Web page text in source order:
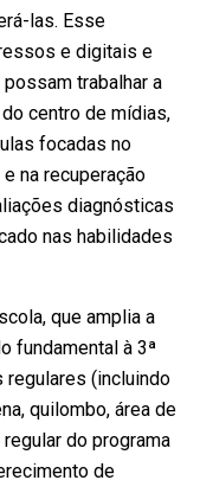
las. Esse
e digitais e
trabalhar a
centro de mídias,
focadas no
na recuperação
diagnósticas
nas habilidades
que amplia a
fundamental à 3ª
(incluindo
quilombo, área de
do programa
de